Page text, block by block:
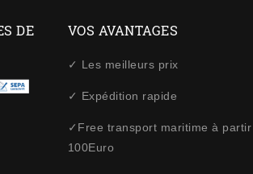
DE VOS AVANTAGES
✓ Les meilleurs prix
✓ Expédition rapide
✓Free transport maritime à
100Euro